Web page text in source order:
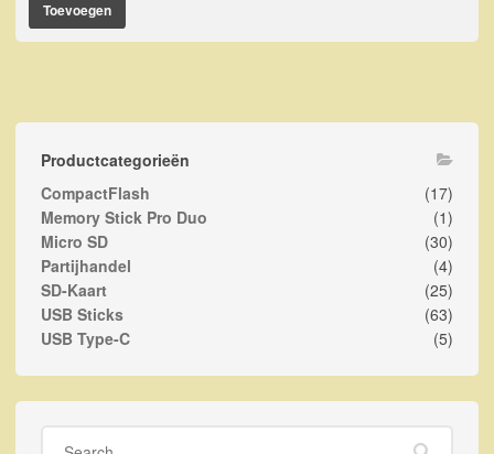
Toevoegen
Productcategorieën
CompactFlash
(17)
Memory Stick Pro Duo
(1)
Micro SD
(30)
Partijhandel
(4)
SD-Kaart
(25)
USB Sticks
(63)
USB Type-C
(5)